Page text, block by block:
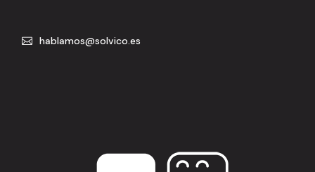
hablamos@solvico.es